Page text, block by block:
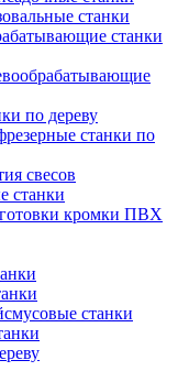
станки
станки
по дереву
станки по
свесов
станки
кромки ПВХ
станки